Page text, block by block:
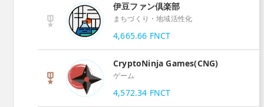
伊豆ファン倶楽部
まちづくり・地域活性化
4,665.66 FNCT
CryptoNinja Games(CNG)
ゲーム
4,572.34 FNCT